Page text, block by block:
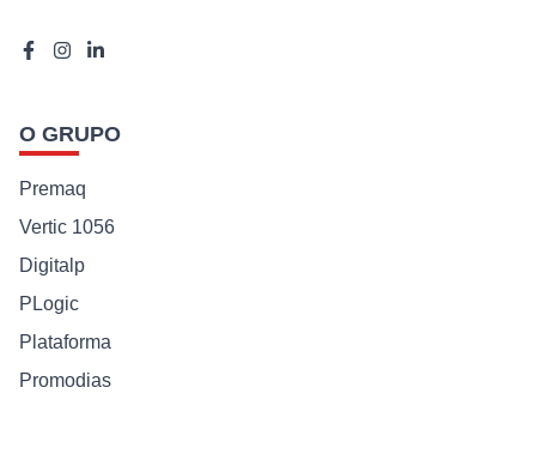
O GRUPO
Premaq
Vertic 1056
Digitalp
PLogic
Plataforma
Promodias